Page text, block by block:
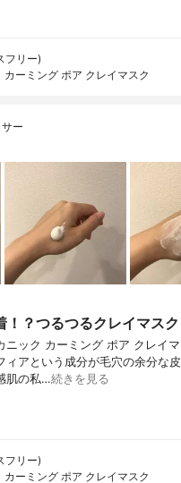
フリー)
カーミング ポア クレイマスク
ー
！？つるつるクレイマスク
ニック カーミング ポア クレイ
ィアという成分が毛穴の余分な
肌の私…続きを見る
フリー)
カーミング ポア クレイマスク